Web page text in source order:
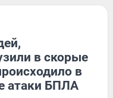
в скорые
в
атаки БПЛА